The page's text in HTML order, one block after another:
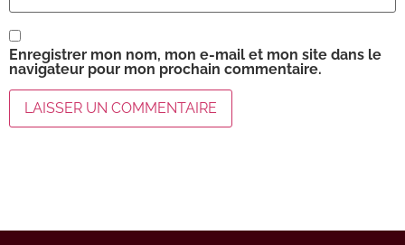
Enregistrer mon nom, mon e-mail et mon site dans le
navigateur pour mon prochain commentaire.